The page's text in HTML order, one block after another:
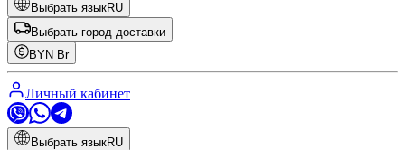
Выбрать языкRU
Выбрать город доставки
BYN Br
Личный кабинет
Выбрать языкRU